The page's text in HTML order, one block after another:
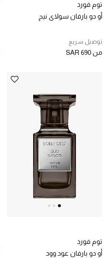
توم فورد
أو دو بارفان سولاي نيج
توصيل سريع
منSAR 690
توم فورد
أو دو بارفان عود وود